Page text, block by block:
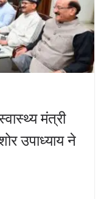
मंत्री
उपाध्याय ने